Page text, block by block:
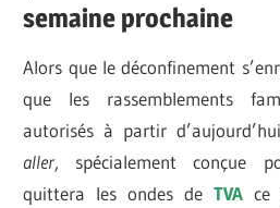
semaine prochaine
Alors que le déconfinement
que les rassemblements
autorisés à partir
aller, spécialement conçue
quittera les ondes deTVA ce